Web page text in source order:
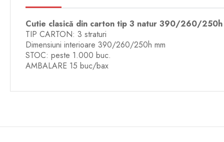
Cutie clasică din carton tip 3 natur 390/260/250h
TIP CARTON: 3 straturi
Dimensiuni interioare 390/260/250h mm
STOC: peste 1.000 buc.
AMBALARE 15 buc/bax